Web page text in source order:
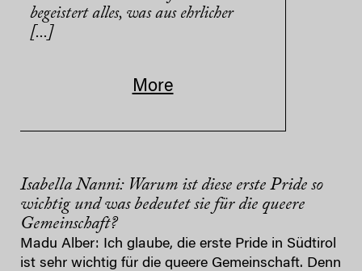
begeistert alles, was aus ehrlicher
[...]
More
Isabella Nanni: Warum ist diese erste Pride so
wichtig und was bedeutet sie für die queere
Gemeinschaft?
Madu Alber: Ich glaube, die erste Pride in Südtirol
ist sehr wichtig für die queere Gemeinschaft. Denn